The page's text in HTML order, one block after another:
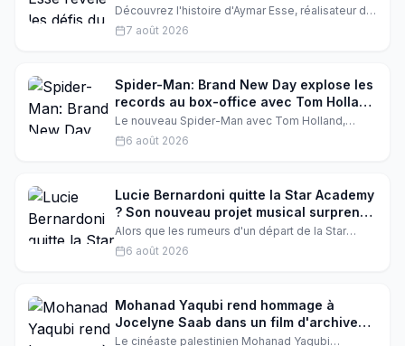
Découvrez l'histoire d'Aymar Esse, réalisateur de
'My Father's Kora', qui aborde les difficultés du
cinéma queer en Afrique. Son film, une
7 août 2026
Spider-Man: Brand New Day explose les
records au box-office avec Tom Holland
et Zendaya
Le nouveau Spider-Man avec Tom Holland,
Zendaya et Sadie Sink réalise le plus gros mardi
de l'histoire du box-office. Un exploit qui
6 août 2026
Lucie Bernardoni quitte la Star Academy
? Son nouveau projet musical surprend
tout le monde
Alors que les rumeurs d'un départ de la Star
Academy s'intensifient, Lucie Bernardoni a fait
une annonce inattendue. Elle dévoile un projet
6 août 2026
Mohanad Yaqubi rend hommage à
Jocelyne Saab dans un film d'archives
bouleversant
Le cinéaste palestinien Mohanad Yaqubi